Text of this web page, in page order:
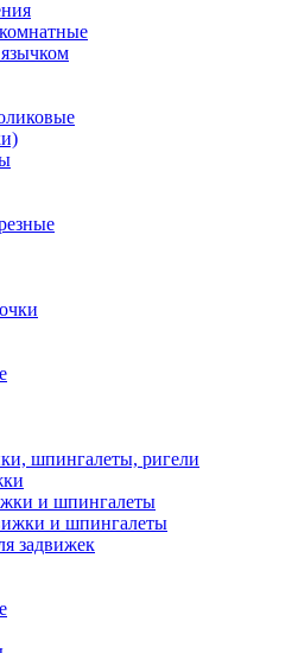
шпингалеты, ригели
и шпингалеты
и шпингалеты
задвижек